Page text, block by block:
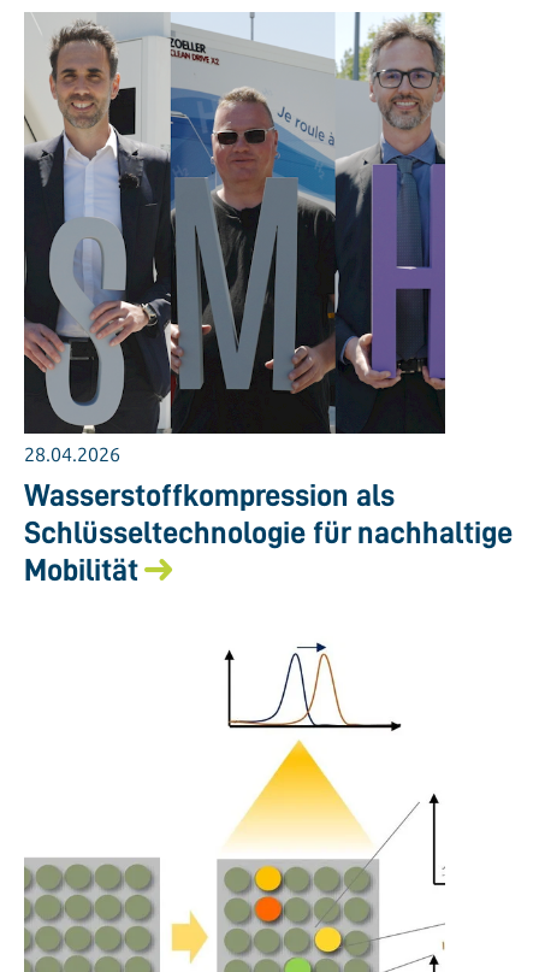
28.04.2026
Wasserstoffkompression als
Schlüsseltechnologie für nachhaltige
Mobilität